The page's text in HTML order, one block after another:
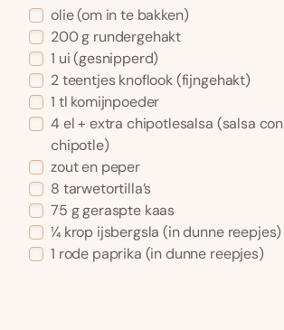
olie (om in te bakken)
200 g rundergehakt
1 ui (gesnipperd)
2 teentjes knoflook (fijngehakt)
1 tl komijnpoeder
4 el + extra chipotlesalsa (salsa con
chipotle)
zout en peper
8 tarwetortilla’s
75 g geraspte kaas
¼ krop ijsbergsla (in dunne reepjes)
1 rode paprika (in dunne reepjes)